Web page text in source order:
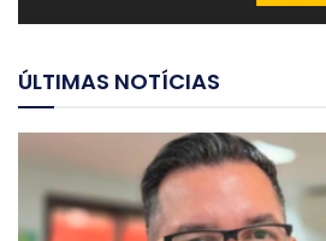
ÚLTIMAS NOTÍCIAS